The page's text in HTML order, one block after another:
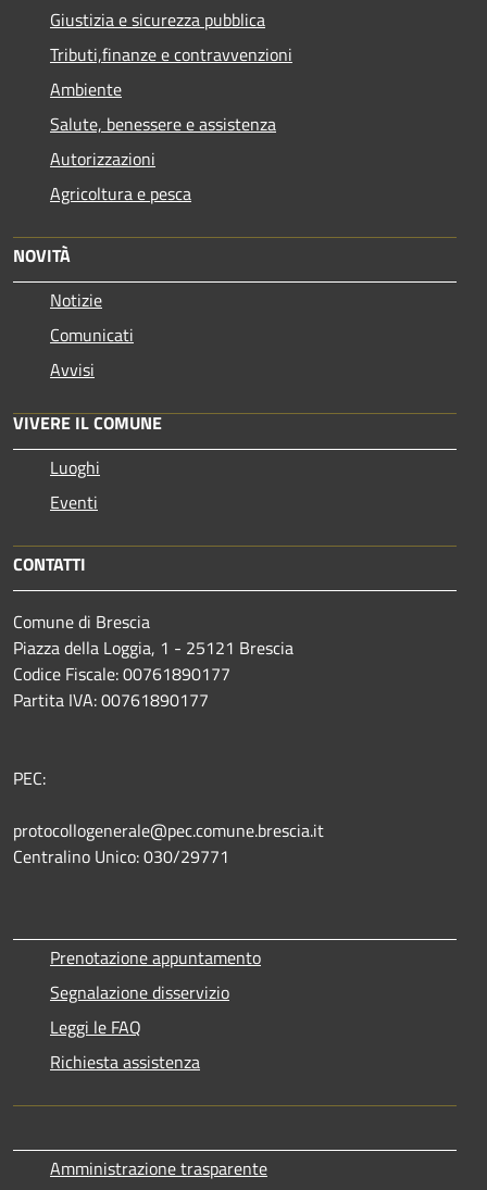
Giustizia e sicurezza pubblica
Tributi,finanze e contravvenzioni
Ambiente
Salute, benessere e assistenza
Autorizzazioni
Agricoltura e pesca
NOVITÀ
Notizie
Comunicati
Avvisi
VIVERE IL COMUNE
Luoghi
Eventi
CONTATTI
Comune di Brescia
Piazza della Loggia, 1 - 25121 Brescia
Codice Fiscale: 00761890177
Partita IVA: 00761890177
PEC:
protocollogenerale@pec.comune.brescia.it
Centralino Unico: 030/29771
Prenotazione appuntamento
Segnalazione disservizio
Leggi le FAQ
Richiesta assistenza
Amministrazione trasparente